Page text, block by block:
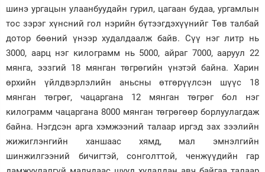
шинэ ургацын улаанбуудайн гурил, цагаан будаа, ургамлын
тос зэрэг хүнсний гол нэрийн бүтээгдэхүүнийг Төв талбай
дотор бөөний үнээр худалдаалж байв. Сүү нэг литр нь
3000, аарц нэг килограмм нь 5000, айраг 7000, ааруул 22
мянга, ээзгий 18 мянган төгрөгийн үнэтэй байна. Харин
өрхийн үйлдвэрлэлийн аньсны өтгөрүүлсэн шүүс 18
мянган төгрөг, чацаргана 12 мянган төгрөг бол нэг
килограмм чацаргана 8000 мянган төгрөгөөр борлуулагдаж
байна. Нэгдсэн арга хэмжээний талаар иргэд зах зээлийн
жижиглэнгийн ханшаас хямд, мал эмнэлгийн
шинжилгээний бичигтэй, сонголттой, ченжүүдийн гар